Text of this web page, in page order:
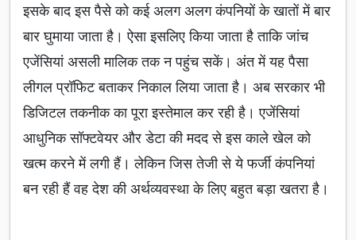
इसके बाद इस पैसे को कई अलग अलग कंपनियों के खातों में बार
बार घुमाया जाता है। ऐसा इसलिए किया जाता है ताकि जांच
एजेंसियां असली मालिक तक न पहुंच सकें। अंत में यह पैसा
लीगल प्रॉफिट बताकर निकाल लिया जाता है। अब सरकार भी
डिजिटल तकनीक का पूरा इस्तेमाल कर रही है। एजेंसियां
आधुनिक सॉफ्टवेयर और डेटा की मदद से इस काले खेल को
खत्म करने में लगी हैं। लेकिन जिस तेजी से ये फर्जी कंपनियां
बन रही हैं वह देश की अर्थव्यवस्था के लिए बहुत बड़ा खतरा है।